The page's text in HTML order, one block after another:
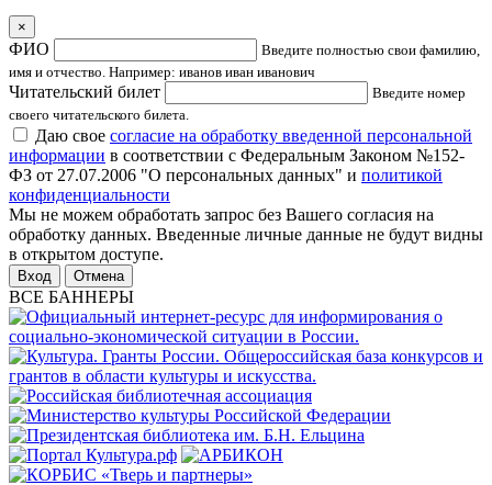
×
ФИО
Введите полностью свои фамилию,
имя и отчество. Например: иванов иван иванович
Читательский билет
Введите номер
своего читательского билета.
Даю свое согласие на обработку введенной персональной
информации в соответствии с Федеральным Законом №152-
ФЗ от 27.07.2006 "О персональных данных" и политикой
конфиденциальности
Мы не можем обработать запрос без Вашего согласия на
обработку данных. Введенные личные данные не будут видны
в открытом доступе.
Отмена
ВСЕ БАННЕРЫ